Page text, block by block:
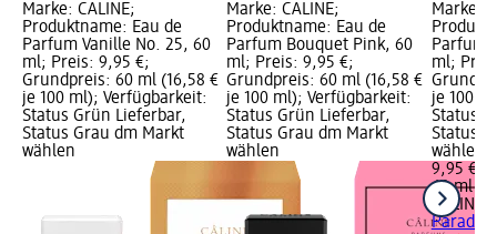
Marke: CÂLINE;
Produktname: Eau de
Parfum Vanille No. 25, 60
ml; Preis: 9,95 €;
Grundpreis: 60 ml (16,58 €
je 100 ml); Verfügbarkeit:
Status Grün Lieferbar,
Status Grau dm Markt
wählen
Marke: CÂLINE;
Produktname: Eau de
Parfum Bouquet Pink, 60
ml; Preis: 9,95 €;
Grundpreis: 60 ml (16,58 €
je 100 ml); Verfügbarkeit:
Status Grün Lieferbar,
Status Grau dm Markt
wählen
Marke:
Parfum
ml;
je 100
Status
Status
wählen
9,95 €
60 ml
CÂLINE
Paradis,